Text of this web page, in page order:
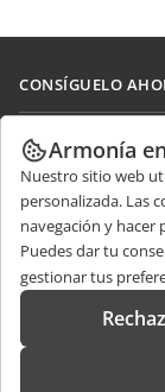
CONSÍGUELO
Docs
DocSpace
Workspace
Conectores
Aplicaciones de
Aplicaciones móviles
COLABORAR
Para colaboradores
Para traductores
Para influencers
Vacantes
RECIBIR NOTICIAS
Blog
OBTENER AYUDA
Foro
CONTÁCTENOS
Preguntas de ventas
Armonía
Nuestro sitio web
personalizada. Las
navegación y hacer
Puedes dar tu
gestionar tus